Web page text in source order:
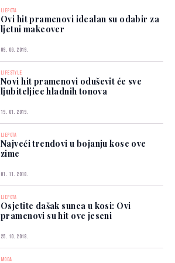
LJEPOTA
Ovi hit pramenovi idealan su odabir za
ljetni makeover
09. 06. 2019.
LIFESTYLE
Novi hit pramenovi oduševit će sve
ljubiteljice hladnih tonova
19. 01. 2019.
LJEPOTA
Najveći trendovi u bojanju kose ove
zime
01. 11. 2018.
LJEPOTA
Osjetite dašak sunca u kosi: Ovi
pramenovi su hit ove jeseni
25. 10. 2018.
MODA